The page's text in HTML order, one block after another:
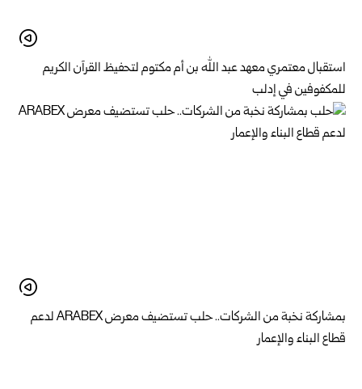
استقبال معتمري معهد عبد الله بن أم مكتوم لتحفيظ القرآن الكريم
للمكفوفين في إدلب
بمشاركة نخبة من الشركات.. حلب تستضيف معرض ARABEX لدعم
قطاع البناء والإعمار